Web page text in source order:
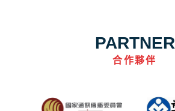
PARTNER
合作夥伴